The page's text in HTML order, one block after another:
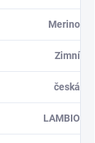
Merino
Zimní
česká
LAMBIO